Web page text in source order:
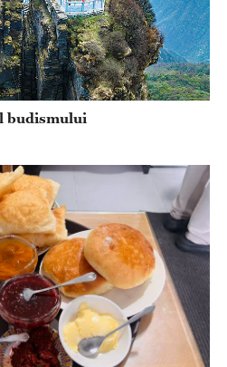
budismului